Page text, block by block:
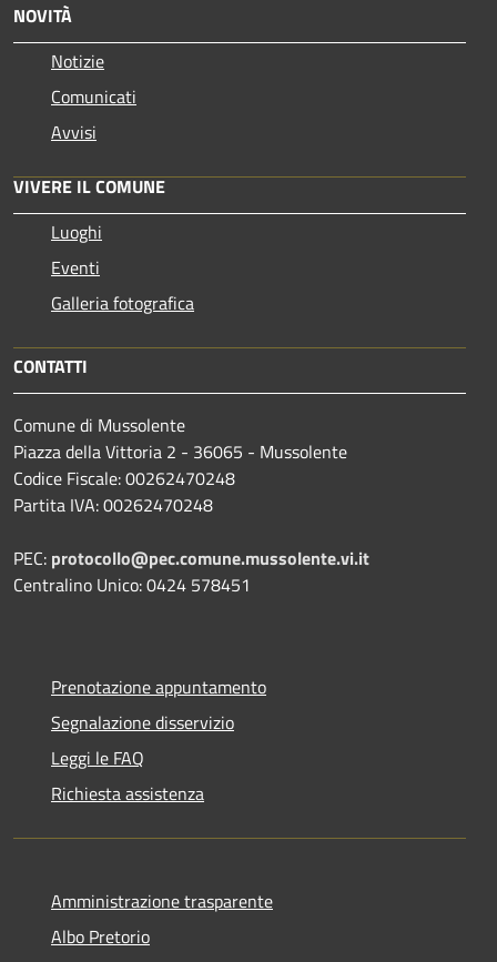
NOVITÀ
Notizie
Comunicati
Avvisi
VIVERE IL COMUNE
Luoghi
Eventi
Galleria fotografica
CONTATTI
Comune di Mussolente
Piazza della Vittoria 2 - 36065 - Mussolente
Codice Fiscale: 00262470248
Partita IVA: 00262470248
PEC: protocollo@pec.comune.mussolente.vi.it
Centralino Unico: 0424 578451
Prenotazione appuntamento
Segnalazione disservizio
Leggi le FAQ
Richiesta assistenza
Amministrazione trasparente
Albo Pretorio